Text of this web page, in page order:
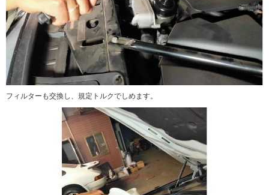
フィルターも交換し、規定トルクでしめます。